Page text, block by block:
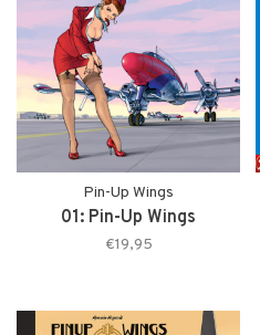
Pin-Up Wings
01: Pin-Up Wings
€19,95